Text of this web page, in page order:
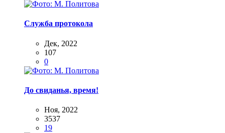
Служба протокола
Дек, 2022
107
0
До свиданья, время!
Ноя, 2022
3537
19